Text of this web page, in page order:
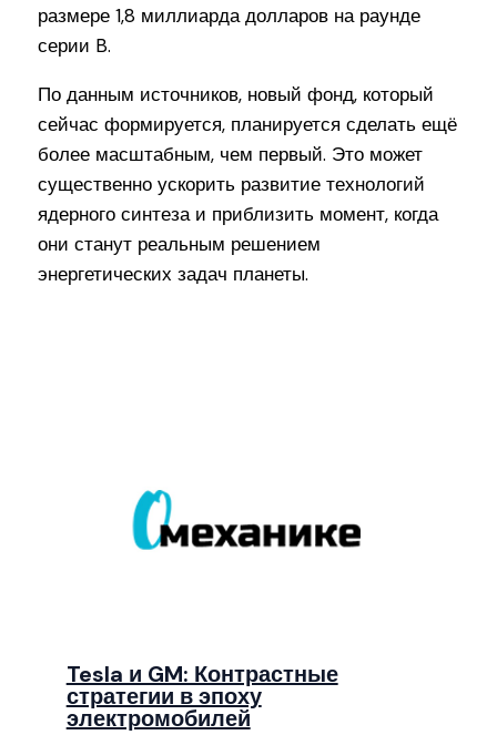
размере 1,8 миллиарда долларов на раунде
серии B.
По данным источников, новый фонд, который
сейчас формируется, планируется сделать ещё
более масштабным, чем первый. Это может
существенно ускорить развитие технологий
ядерного синтеза и приблизить момент, когда
они станут реальным решением
энергетических задач планеты.
Tesla и GM: Контрастные
стратегии в эпоху
электромобилей